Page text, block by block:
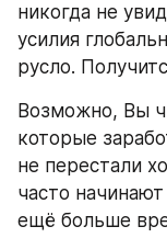
никогда не
усилия
русло.
Возможно, Вы
которые
не перестали
часто
ещё больше